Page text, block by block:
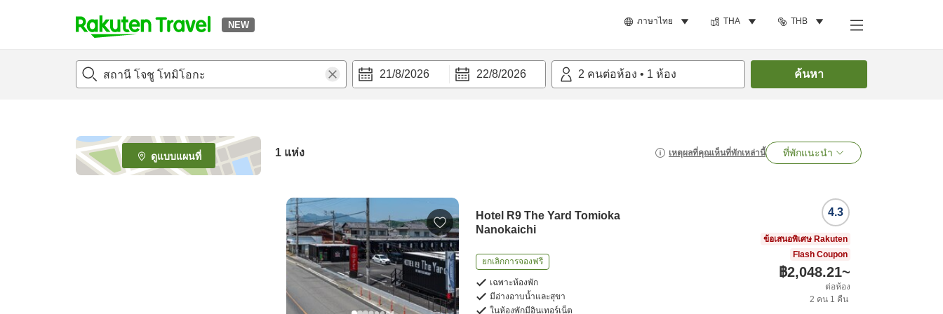
NEW ภาษาไทย THA THB
t
p
e
_
s
21/8/2026 22/8/2026 2 คนต่อห้อง • 1 ห้อง ค้นหา
ดูแบบแผนที่ 1 แห่ง เหตุผลที่คุณเห็นที่พักเหล่านี้ ที่พักแนะนำ
Hotel R9 The Yard Tomioka
Nanokaichi
ยกเลิกการจองฟรี
เฉพาะห้องพัก
มีอ่างอาบน้ำและสุขา
ในห้องพักมีอินเทอร์เน็ต
4.3
ข้อเสนอพิเศษ Rakuten
Flash Coupon
฿2,048.21~
ต่อห้อง
2 คน 1 คืน